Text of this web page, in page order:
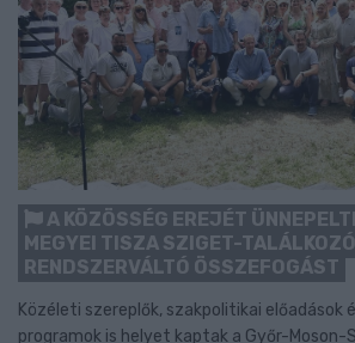
A KÖZÖSSÉG EREJÉT
MEGYEI TISZA SZIGET-
RENDSZERVÁLTÓ ÖSSZEFOGÁST
Közéleti szereplők, szakpolitikai előadások
programok is helyet kaptak a Győr-Moson-